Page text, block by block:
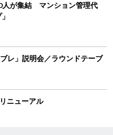
人が集結 マンション管理代
レ」説明会／ラウンドテーブ
ニューアル